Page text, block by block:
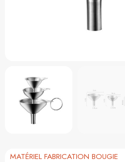
MATÉRIEL FABRICATION BOUGIE